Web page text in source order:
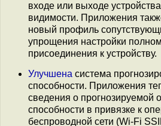
входе или выходе
видимости. Приложения
новый профиль
упрощения настройки
присоединения к устройству.
Улучшена система
способности. Приложения
сведения о прогнозируемой
способности в привязке к
беспроводной сети (Wi-Fi